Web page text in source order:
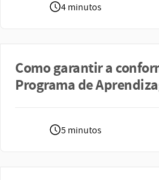
4 minutos
Como garantir a
Programa de
5 minutos